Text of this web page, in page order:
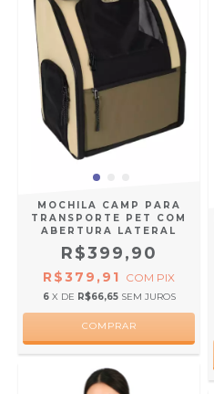
MOCHILA CAMP PARA
TRANSPORTE PET COM
ABERTURA LATERAL
R$399,90
R$379,91 COM PIX
6 X DE R$66,65 SEM JUROS